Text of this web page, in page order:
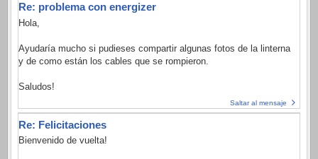
Re: problema con energizer
Hola,
Ayudaría mucho si pudieses compartir algunas fotos de la linterna
y de como están los cables que se rompieron.
Saludos!
Saltar al mensaje
Re: Felicitaciones
Bienvenido de vuelta!